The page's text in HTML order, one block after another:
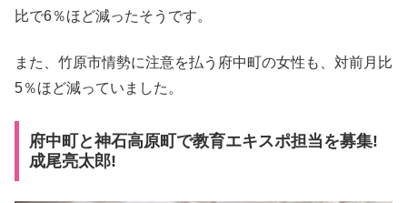
比で6％ほど減ったそうです。
また、竹原市情勢に注意を払う府中町の女性も、対前月比
5％ほど減っていました。
府中町と神石高原町で教育エキスポ担当を募集!
成尾亮太郎!